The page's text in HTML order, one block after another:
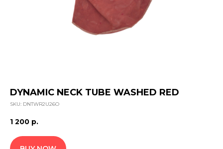
DYNAMIC NECK TUBE WASHED RED
SKU: DNTWR2U26O
1 200 р.